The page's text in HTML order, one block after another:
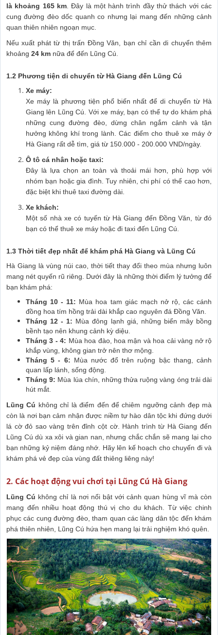
là khoảng 165 km. Đây là một hành trình đầy thử thách với các
cung đường đèo dốc quanh co nhưng lại mang đến những cảnh
quan thiên nhiên ngoạn mục.
Nếu xuất phát từ thị trấn Đồng Văn, bạn chỉ cần di chuyển thêm
khoảng 24 km nữa để đến Lũng Cú.
1.2 Phương tiện di chuyển từ Hà Giang đến Lũng Cú
Xe máy:
Xe máy là phương tiện phổ biến nhất để di chuyển từ Hà
Giang lên Lũng Cú. Với xe máy, bạn có thể tự do khám phá
những cung đường đèo, dừng chân ngắm cảnh và tận
hưởng không khí trong lành. Các điểm cho thuê xe máy ở
Hà Giang rất dễ tìm, giá từ 150.000 - 200.000 VND/ngày.
Ô tô cá nhân hoặc taxi:
Đây là lựa chọn an toàn và thoải mái hơn, phù hợp với
nhóm bạn hoặc gia đình. Tuy nhiên, chi phí có thể cao hơn,
đặc biệt khi thuê taxi đường dài.
Xe khách:
Một số nhà xe có tuyến từ Hà Giang đến Đồng Văn, từ đó
bạn có thể thuê xe máy hoặc đi taxi đến Lũng Cú.
1.3 Thời tiết đẹp nhất để khám phá Hà Giang và Lũng Cú
Hà Giang là vùng núi cao, thời tiết thay đổi theo mùa nhưng luôn
mang nét quyến rũ riêng. Dưới đây là những thời điểm lý tưởng để
bạn khám phá:
Tháng 10 - 11: Mùa hoa tam giác mạch nở rộ, các cánh
đồng hoa tím hồng trải dài khắp cao nguyên đá Đồng Văn.
Tháng 12 - 1: Mùa đông lạnh giá, những biển mây bồng
bềnh tạo nên khung cảnh kỳ diệu.
Tháng 3 - 4: Mùa hoa đào, hoa mận và hoa cải vàng nở rộ
khắp vùng, không gian trở nên thơ mộng.
Tháng 5 - 6: Mùa nước đổ trên ruộng bậc thang, cảnh
quan lấp lánh, sống động.
Tháng 9: Mùa lúa chín, những thửa ruộng vàng óng trải dài
hút mắt.
Lũng Cú không chỉ là điểm đến để chiêm ngưỡng cảnh đẹp mà
còn là nơi bạn cảm nhận được niềm tự hào dân tộc khi đứng dưới
lá cờ đỏ sao vàng trên đỉnh cột cờ. Hành trình từ Hà Giang đến
Lũng Cú dù xa xôi và gian nan, nhưng chắc chắn sẽ mang lại cho
bạn những kỷ niệm đáng nhớ. Hãy lên kế hoạch cho chuyến đi và
khám phá vẻ đẹp của vùng đất thiêng liêng này!
2. Các hoạt động vui chơi tại Lũng Cú Hà Giang
Lũng Cú không chỉ là nơi nổi bật với cảnh quan hùng vĩ mà còn
mang đến nhiều hoạt động thú vị cho du khách. Từ việc chinh
phục các cung đường đèo, tham quan các làng dân tộc đến khám
phá thiên nhiên, Lũng Cú hứa hẹn mang lại trải nghiệm khó quên.